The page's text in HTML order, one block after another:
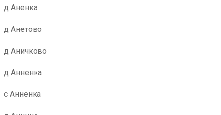
д Аненка
д Анетово
д Аничково
д Анненка
с Анненка